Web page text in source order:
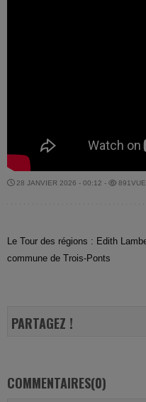
28 JANVIER 2026 - 00:12 -
Le Tour des régions : Edith
commune de Trois-Ponts
PARTAGEZ !
COMMENTAIRES(0)